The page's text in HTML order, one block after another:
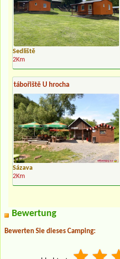
Sedliště
2Km
tábořiště U hrocha
Sázava
2Km
Bewertung
Bewerten Sie dieses Camping: